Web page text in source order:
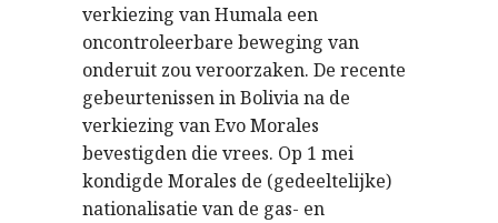
verkiezing van Humala een
oncontroleerbare beweging van
onderuit zou veroorzaken. De recente
gebeurtenissen in Bolivia na de
verkiezing van Evo Morales
bevestigden die vrees. Op 1 mei
kondigde Morales de (gedeeltelijke)
nationalisatie van de gas- en